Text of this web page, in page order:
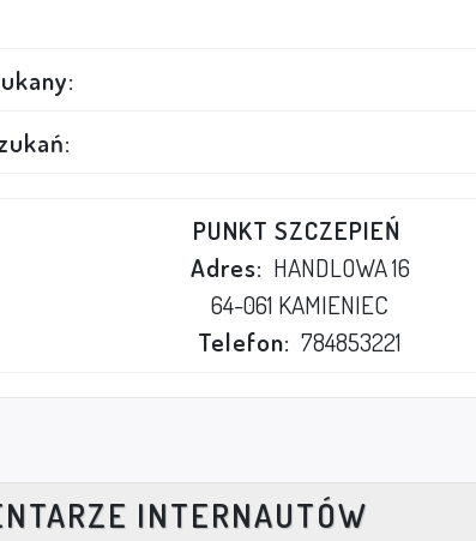
PUNKT SZCZEPIEŃ
Adres: HANDLOWA 16
64-061 KAMIENIEC
Telefon: 784853221
INTERNAUTÓW